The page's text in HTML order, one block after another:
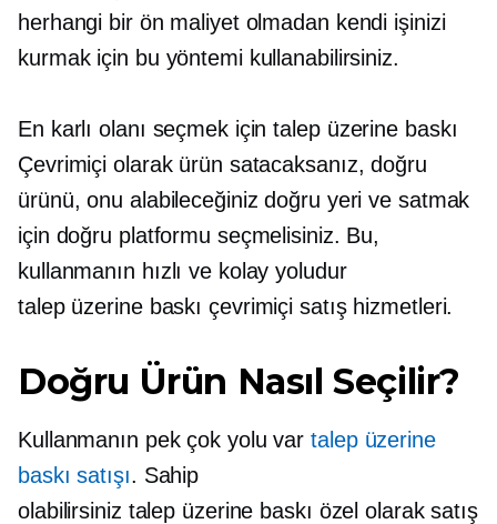
herhangi bir ön maliyet olmadan kendi işinizi
kurmak için bu yöntemi kullanabilirsiniz.
En karlı olanı seçmek içintalep üzerine baskı
Çevrimiçi olarak ürün satacaksanız, doğru
ürünü, onu alabileceğiniz doğru yeri ve satmak
için doğru platformu seçmelisiniz. Bu,
kullanmanın hızlı ve kolay yoludur
talep üzerine baskı çevrimiçi satış hizmetleri.
Doğru Ürün Nasıl Seçilir?
Kullanmanın pek çok yolu vartalep üzerine
baskı satışı. Sahip
olabilirsiniz talep üzerine baskı özel olarak satış